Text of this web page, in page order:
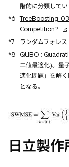
階的に分類してい
*6 TreeBoosting-
Competition?新
し
タ
ブ
*7 ランダムフォレ
*8 QUBO :
二値最適化)。量
適化問題」を解
となる。
日立製